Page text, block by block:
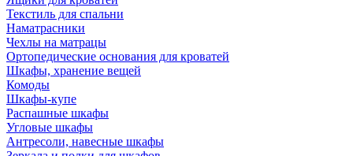
Текстиль для спальни
Наматрасники
Чехлы на матрацы
Ортопедические основания для кроватей
Шкафы, хранение вещей
Комоды
Шкафы-купе
Распашные шкафы
Угловые шкафы
Антресоли, навесные шкафы